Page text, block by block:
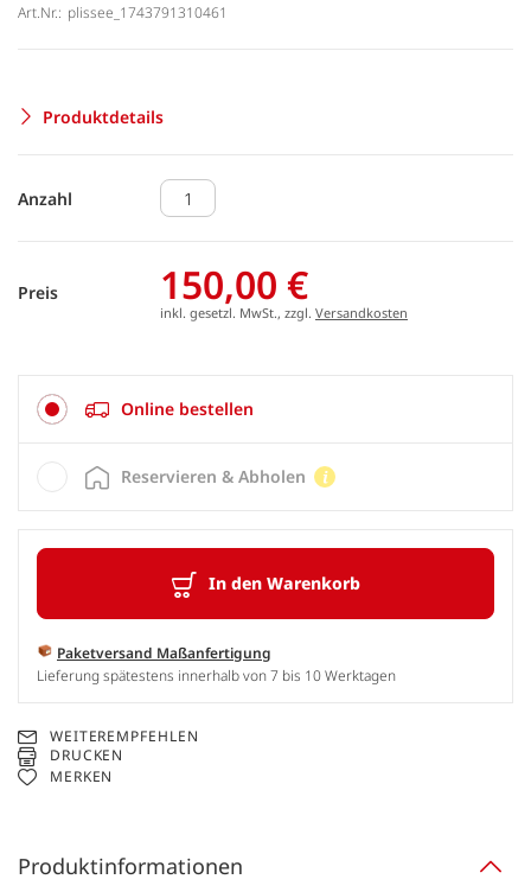
Art.Nr.: plissee_1743791310461
Produktdetails
Anzahl
Preis 150,00 €
inkl. gesetzl. MwSt., zzgl. Versandkosten
Online bestellen
In den Warenkorb
Paketversand Maßanfertigung
Lieferung spätestens innerhalb von 7 bis 10 Werktagen
Reservieren & Abholen
WEITEREMPFEHLEN
DRUCKEN
MERKEN
Produktinformationen